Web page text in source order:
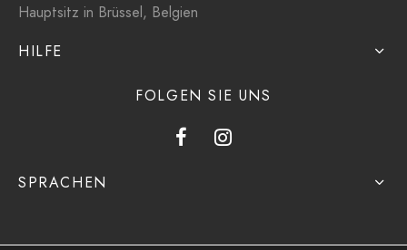
Hauptsitz in Brüssel, Belgien
HILFE
FOLGEN SIE UNS
SPRACHEN